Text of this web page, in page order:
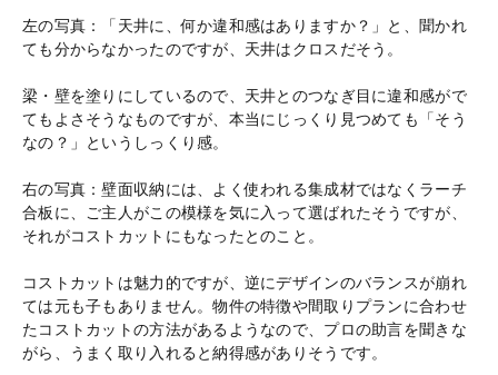
左の写真：「天井に、何か違和感はありますか？」と、聞かれ
ても分からなかったのですが、天井はクロスだそう。
梁・壁を塗りにしているので、天井とのつなぎ目に違和感がで
てもよさそうなものですが、本当にじっくり見つめても「そう
なの？」というしっくり感。
右の写真：壁面収納には、よく使われる集成材ではなくラーチ
合板に、ご主人がこの模様を気に入って選ばれたそうですが、
それがコストカットにもなったとのこと。
コストカットは魅力的ですが、逆にデザインのバランスが崩れ
ては元も子もありません。物件の特徴や間取りプランに合わせ
たコストカットの方法があるようなので、プロの助言を聞きな
がら、うまく取り入れると納得感がありそうです。